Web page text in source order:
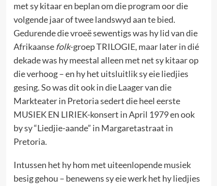
met sy kitaar en beplan om die program oor die
volgende jaar of twee landswyd aan te bied.
Gedurende die vroeë sewentigs was hy lid van die
Afrikaanse folk-groep TRILOGIE, maar later in dié
dekade was hy meestal alleen met net sy kitaar op
die verhoog – en hy het uitsluitlik sy eie liedjies
gesing. So was dit ook in die Laager van die
Markteater in Pretoria sedert die heel eerste
MUSIEK EN LIRIEK-konsert in April 1979 en ook
by sy “Liedjie-aande” in Margaretastraat in
Pretoria.
Intussen het hy hom met uiteenlopende musiek
besig gehou – benewens sy eie werk het hy liedjies